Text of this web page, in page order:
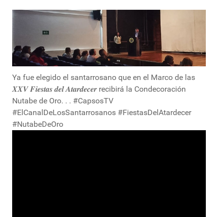
Ya fue elegido el santarrosano que en el Marco de las
𝑿𝑿𝑽 𝑭𝒊𝒆𝒔𝒕𝒂𝒔 𝒅𝒆𝒍 𝑨𝒕𝒂𝒓𝒅𝒆𝒄𝒆𝒓 recibirá la Condecoración
Nutabe de Oro. . . #CapsosTV
#ElCanalDeLosSantarrosanos #FiestasDelAtardecer
#NutabeDeOro